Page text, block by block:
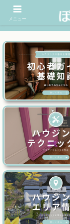
FF14ハウジン
メニュー